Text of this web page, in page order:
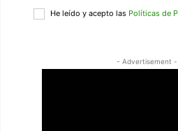
He leído y acepto las Políticas de
- Advertisement -